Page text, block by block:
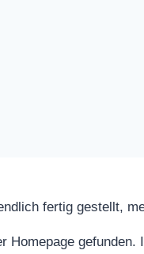
fertig gestellt,
Homepage